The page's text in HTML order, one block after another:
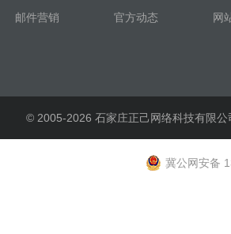
邮件营销 官方动态 网
© 2005-2026 石家庄正己网络科技有限
冀公网安备